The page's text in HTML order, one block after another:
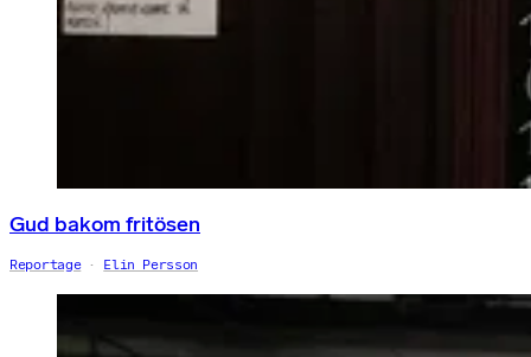
Gud bakom fritösen
Reportage Elin Persson